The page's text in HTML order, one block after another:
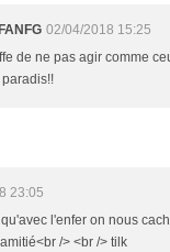
02/04/2018 15:25
de ne pas agir comme
paradis!!
23:05
l'enfer on nous
/> <br /> tilk